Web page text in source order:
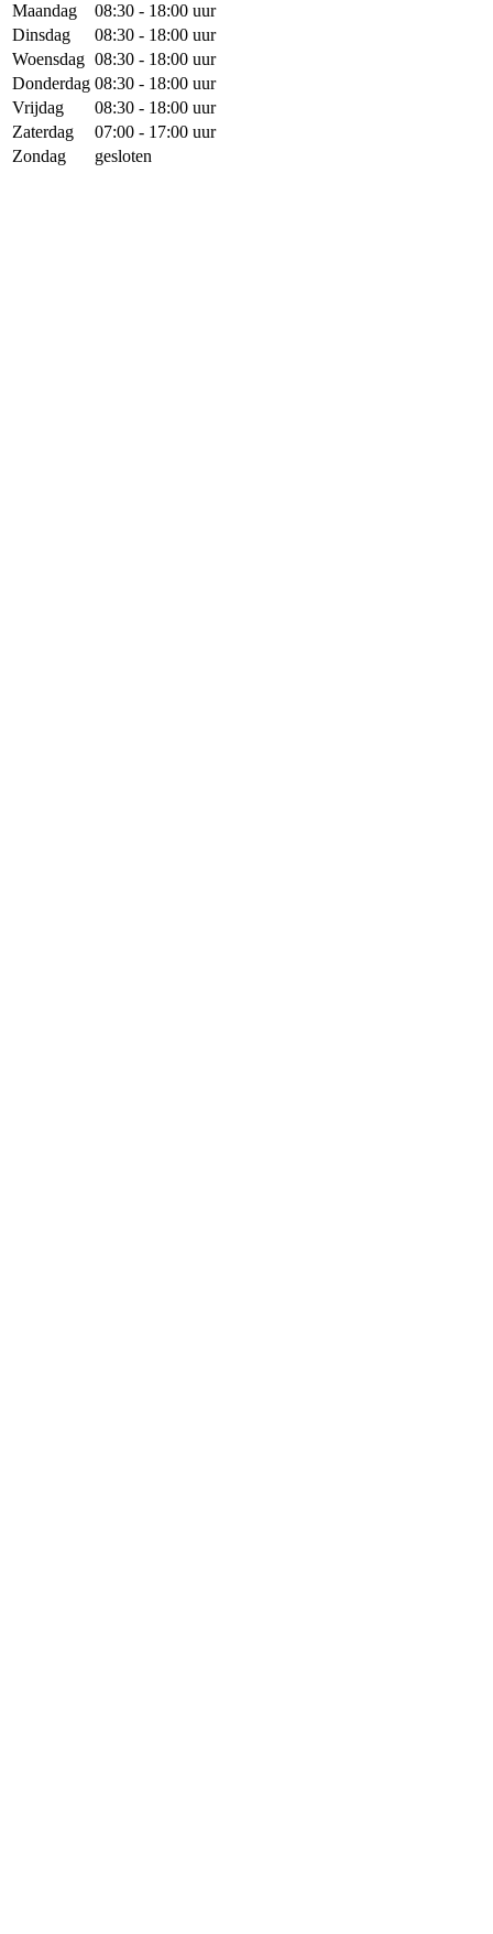
Maandag
08:30 - 18:00 uur
Dinsdag
08:30 - 18:00 uur
Woensdag 08:30 - 18:00 uur
Donderdag 08:30 - 18:00 uur
Vrijdag
08:30 - 18:00 uur
Zaterdag
07:00 - 17:00 uur
Zondag
gesloten